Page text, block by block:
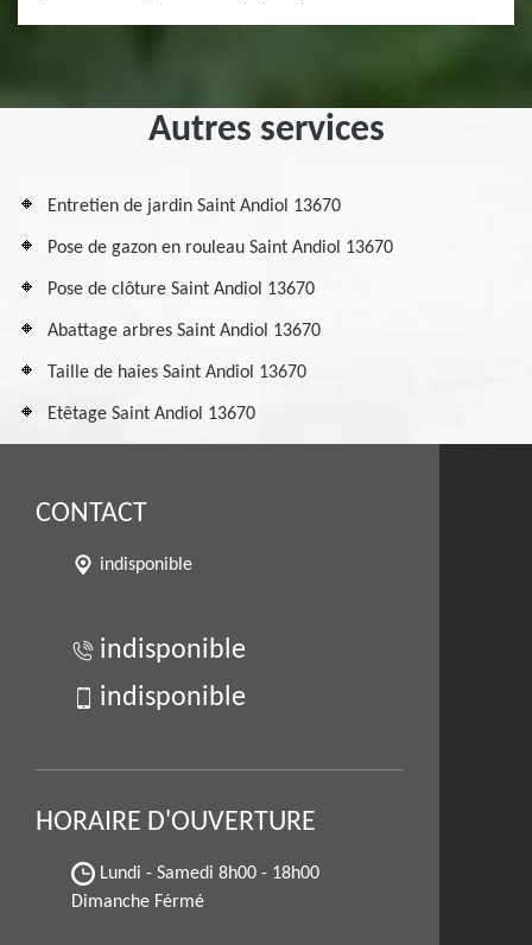
Autres services
Entretien de jardin Saint Andiol 13670
Pose de gazon en rouleau Saint Andiol 13670
Pose de clôture Saint Andiol 13670
Abattage arbres Saint Andiol 13670
Taille de haies Saint Andiol 13670
Etêtage Saint Andiol 13670
CONTACT
indisponible
indisponible
indisponible
HORAIRE D'OUVERTURE
Lundi - Samedi 8h00 - 18h00
Dimanche Férmé